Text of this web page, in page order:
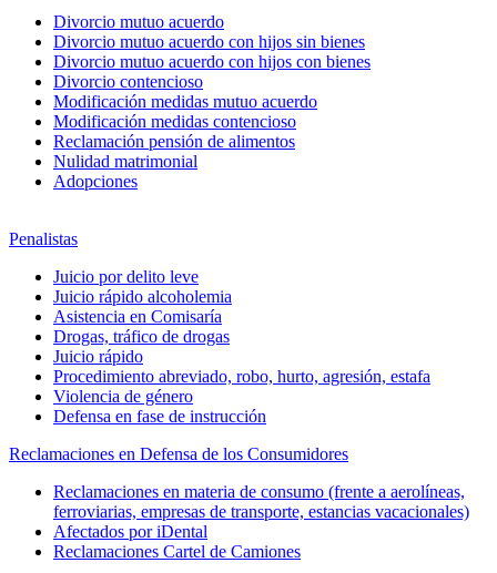
Divorcio mutuo acuerdo
Divorcio mutuo acuerdo con hijos sin bienes
Divorcio mutuo acuerdo con hijos con bienes
Divorcio contencioso
Modificación medidas mutuo acuerdo
Modificación medidas contencioso
Reclamación pensión de alimentos
Nulidad matrimonial
Adopciones
Penalistas
Juicio por delito leve
Juicio rápido alcoholemia
Asistencia en Comisaría
Drogas, tráfico de drogas
Juicio rápido
Procedimiento abreviado, robo, hurto, agresión, estafa
Violencia de género
Defensa en fase de instrucción
Reclamaciones en Defensa de los Consumidores
Reclamaciones en materia de consumo (frente a aerolíneas,
ferroviarias, empresas de transporte, estancias vacacionales)
Afectados por iDental
Reclamaciones Cartel de Camiones